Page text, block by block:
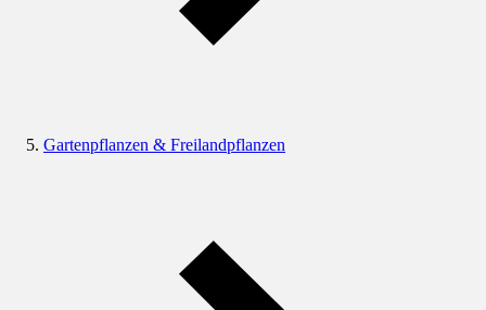
Gartenpflanzen & Freilandpflanzen